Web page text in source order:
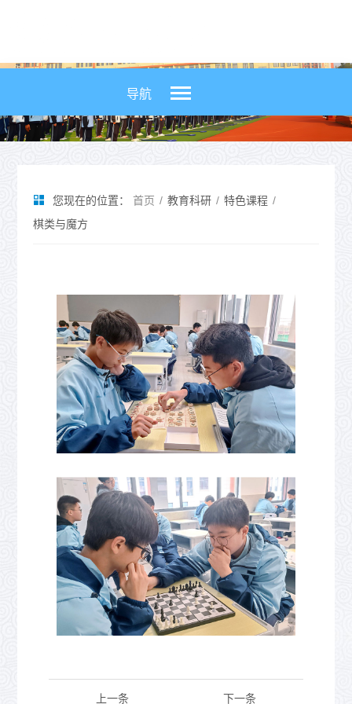
导航
您现在的位置： 首页 / 教育科研 / 特色课程 /
棋类与魔方
上一条 下一条